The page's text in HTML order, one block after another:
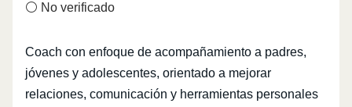
⚪ No verificado
Coach con enfoque de acompañamiento a padres,
jóvenes y adolescentes, orientado a mejorar
relaciones, comunicación y herramientas personales